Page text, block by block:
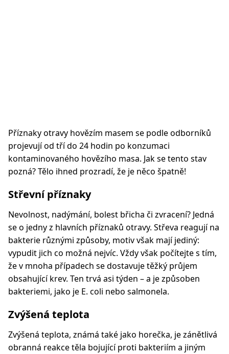
Příznaky otravy hovězím masem se podle odborníků
projevují od tří do 24 hodin po konzumaci
kontaminovaného hovězího masa. Jak se tento stav
pozná? Tělo ihned prozradí, že je něco špatně!
Střevní příznaky
Nevolnost, nadýmání, bolest břicha či zvracení? Jedná
se o jedny z hlavních příznaků otravy. Střeva reagují na
bakterie různými způsoby, motiv však mají jediný:
vypudit jich co možná nejvíc. Vždy však počítejte s tím,
že v mnoha případech se dostavuje těžký průjem
obsahující krev. Ten trvá asi týden – a je způsoben
bakteriemi, jako je E. coli nebo salmonela.
Zvýšená teplota
Zvýšená teplota, známá také jako horečka, je zánětlivá
obranná reakce těla bojující proti bakteriím a jiným